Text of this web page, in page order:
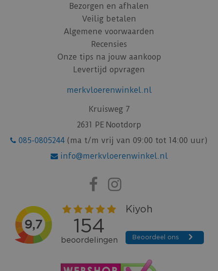
Bezorgen en afhalen
Veilig betalen
Algemene voorwaarden
Recensies
Onze tips na jouw aankoop
Levertijd opvragen
merkvloerenwinkel.nl
Kruisweg 7
2631 PE Nootdorp
085-0805244 (ma t/m vrij van 09:00 tot 14:00 uur)
info@merkvloerenwinkel.nl